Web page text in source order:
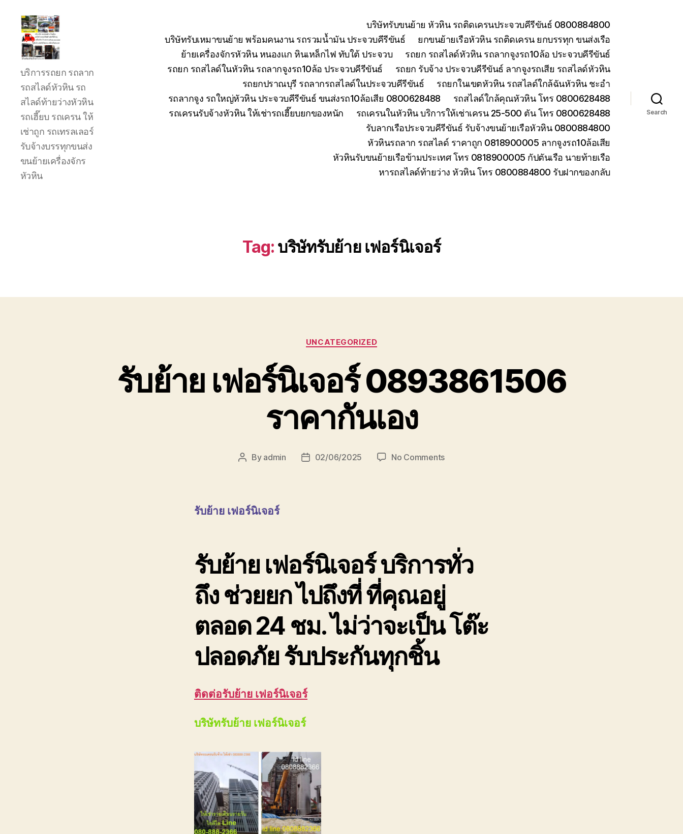
ลาก
รถ
สไลด์
เขต
หัวหิน
24
ชั่วโมง
ติดต่อ
โทร
บริการรถยก รถลาก
รถสไลด์หัวหิน รถ
สไลด์ท้ายว่างหัวหิน
รถเฮี๊ยบ รถเครน ให้
เช่าถูก รถเทรลเลอร์
รับจ้างบรรทุกขนส่ง
ขนย้ายเครื่องจักร
หัวหิน
บริษัทรับขนย้าย หัวหิน รถติดเครนประจวบคีรีขันธ์ 0800884800
บริษัทรับเหมาขนย้าย พร้อมคนงาน รถรวมน้ำมัน ประจวบคีรีขันธ์
ยกขนย้ายเรือหัวหิน รถติดเครน ยกบรรทุก ขนส่งเรือ
ย้ายเครื่องจักรหัวหิน หนองแก หินเหล็กไฟ ทับใต้ ประจวบ
รถยก รถสไลด์หัวหิน รถลากจูงรถ10ล้อ ประจวบคีรีขันธ์
รถยก รถสไลด์ในหัวหิน รถลากจูงรถ10ล้อ ประจวบคีรีขันธ์
รถยก รับจ้าง ประจวบคีรีขันธ์ ลากจูงรถเสีย รถสไลด์หัวหิน
รถยกปราณบุรี รถลากรถสไลด์ในประจวบคีรีขันธ์
รถยกในเขตหัวหิน รถสไลด์ใกล้ฉันหัวหิน ชะอำ
รถลากจูง รถใหญ่หัวหิน ประจวบคีรีขันธ์ ขนส่งรถ10ล้อเสีย 0800628488
รถสไลด์ใกล้คุณหัวหิน โทร 0800628488
รถเครนรับจ้างหัวหิน ให้เช่ารถเฮี๊ยบยกของหนัก
รถเครนในหัวหิน บริการให้เช่าเครน 25-500 ตัน โทร 0800628488
รับลากเรือประจวบคีรีขันธ์ รับจ้างขนย้ายเรือหัวหิน 0800884800
หัวหินรถลาก รถสไลด์ ราคาถูก 0818900005 ลากจูงรถ10ล้อเสีย
หัวหินรับขนย้ายเรือข้ามประเทศ โทร 0818900005 กัปตันเรือ นายท้ายเรือ
หารถสไลด์ท้ายว่าง หัวหิน โทร 0800884800 รับฝากของกลับ
Search
Tag: บริษัทรับย้าย เฟอร์นิเจอร์
Categories
UNCATEGORIZED
รับย้าย เฟอร์นิเจอร์ 0893861506
ราคากันเอง
Post
By admin
Post02/06/2025 No Commentson
รับย้าย เฟอร์นิเจอร์
รับย้าย เฟอร์นิเจอร์ บริการทั่ว
ถึง ช่วยยก ไปถึงที่ ที่คุณอยู่
ตลอด 24 ชม. ไม่ว่าจะเป็น โต๊ะ
ปลอดภัย รับประกันทุกชิ้น
ติดต่อรับย้าย เฟอร์นิเจอร์
บริษัทรับย้าย เฟอร์นิเจอร์